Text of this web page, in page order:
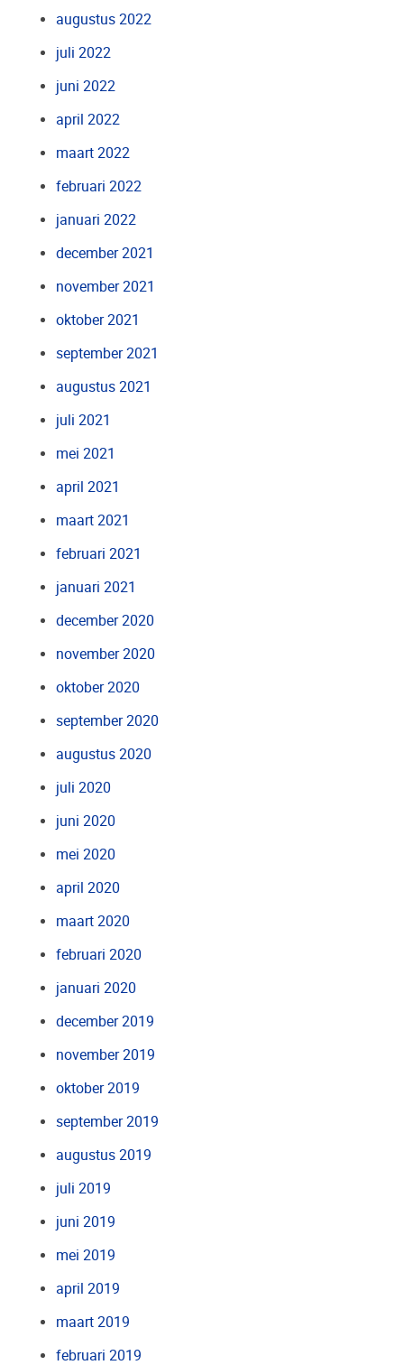
augustus 2022
juli 2022
juni 2022
april 2022
maart 2022
februari 2022
januari 2022
december 2021
november 2021
oktober 2021
september 2021
augustus 2021
juli 2021
mei 2021
april 2021
maart 2021
februari 2021
januari 2021
december 2020
november 2020
oktober 2020
september 2020
augustus 2020
juli 2020
juni 2020
mei 2020
april 2020
maart 2020
februari 2020
januari 2020
december 2019
november 2019
oktober 2019
september 2019
augustus 2019
juli 2019
juni 2019
mei 2019
april 2019
maart 2019
februari 2019